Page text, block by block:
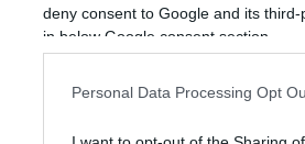
deny consent to Google and its
in below Google consent section.
Personal Data Processing Opt